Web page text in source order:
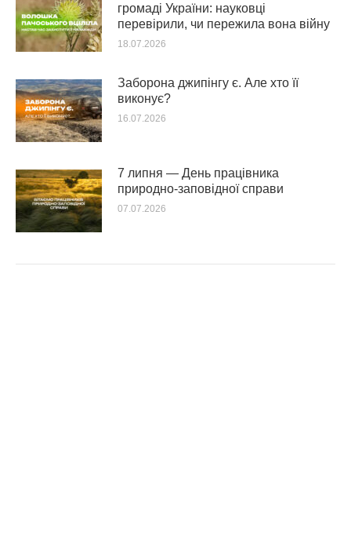
громаді України: науковці
перевірили, чи пережила вона війну
18.07.2026
Заборона джипінгу є. Але хто її
виконує?
16.07.2026
7 липня — День працівника
природно-заповідної справи
07.07.2026